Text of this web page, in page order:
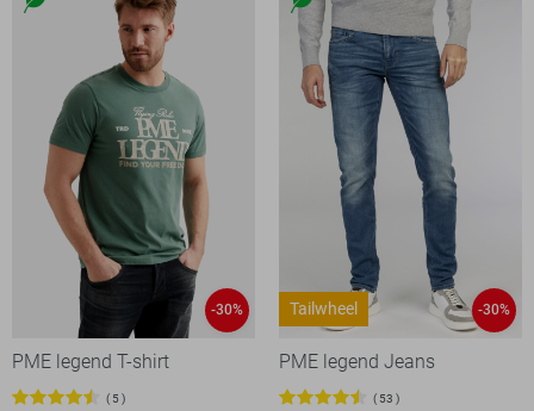
-30%
PME legend T-shirt
5
Tailwheel -30%
PME legend Jeans
53